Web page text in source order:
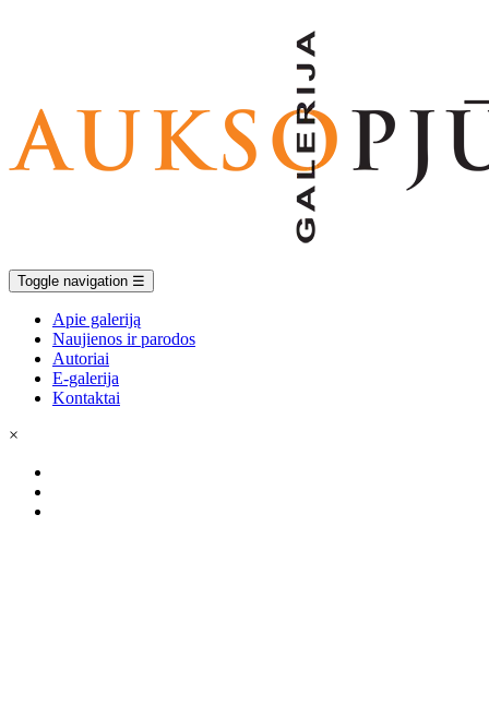
Toggle navigation ☰
Apie galeriją
Naujienos ir parodos
Autoriai
E-galerija
Kontaktai
×